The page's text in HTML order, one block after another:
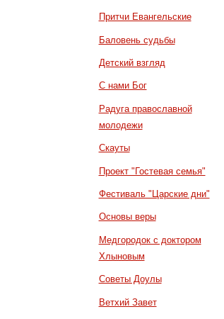
Притчи Евангельские
Баловень судьбы
Детский взгляд
С нами Бог
Радуга православной
молодежи
Скауты
Проект "Гостевая семья"
Фестиваль "Царские дни"
Основы веры
Медгородок с доктором
Хлыновым
Советы Доулы
Ветхий Завет